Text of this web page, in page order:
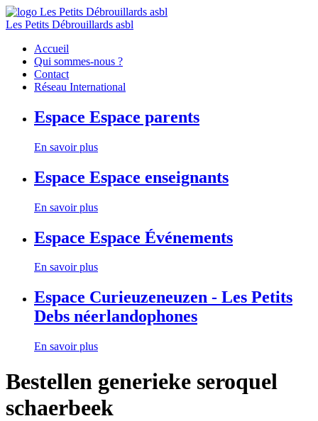
Les Petits Débrouillards asbl
Accueil
Qui sommes-nous ?
Contact
Réseau International
Espace Espace parents
En savoir plus
Espace Espace enseignants
En savoir plus
Espace Espace Événements
En savoir plus
Espace Curieuzeneuzen - Les Petits
Debs néerlandophones
En savoir plus
Bestellen generieke seroquel
schaerbeek